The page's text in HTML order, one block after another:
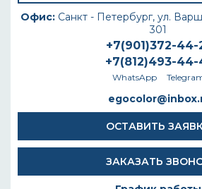
Офис: Санкт - Петербург, ул.
301
+7(901)372-44-
+7(812)493-44-
WhatsApp
ОСТАВИТЬ
ЗАКАЗАТЬ